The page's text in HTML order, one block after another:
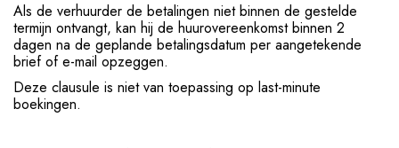
Als de verhuurder de betalingen niet binnen de gestelde
termijn ontvangt, kan hij de huurovereenkomst binnen 2
dagen na de geplande betalingsdatum per aangetekende
brief of e-mail opzeggen.
Deze clausule is niet van toepassing op last-minute
boekingen.